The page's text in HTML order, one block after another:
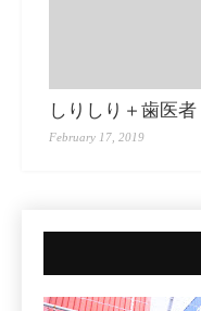
しりしり＋歯医者
February 17, 2019